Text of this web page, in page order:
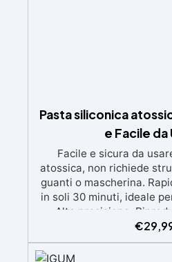
Pasta siliconica
e Facile da
Facile e sicura da
atossica, non richiede
guanti o mascherina.
in soli 30 minuti, ideale
Alta precisione:
complessi con un
Versatile: Compatibile
metallo a basso punto di
€